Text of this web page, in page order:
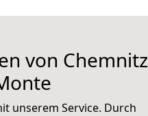
von Chemnitz
unserem Service. Durch